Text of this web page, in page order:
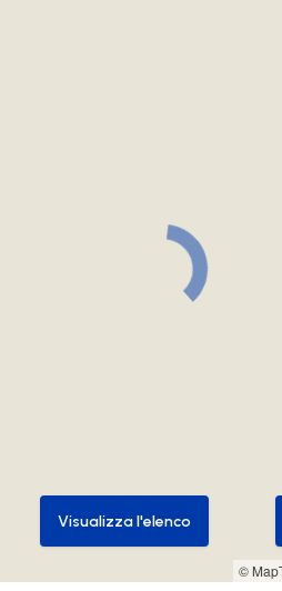
©
Visualizza l'elenco
Visualizza l'elenco